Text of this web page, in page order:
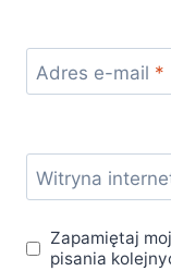
Adres e-mail *
Witryna
Zapamiętaj
pisania